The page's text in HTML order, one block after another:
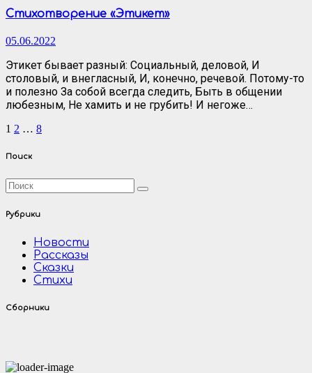
Стихотворение «Этикет»
05.06.2022
Этикет бывает разный: Социальный, деловой, И
столовый, и внегласный, И, конечно, речевой. Потому-то
и полезно За собой всегда следить, Быть в общении
любезным, Не хамить и не грубить! И негоже…
Пагинация
записей
1 2 … 8
Поиск
Рубрики
Новости
Рассказы
Сказки
Стихи
Сборники